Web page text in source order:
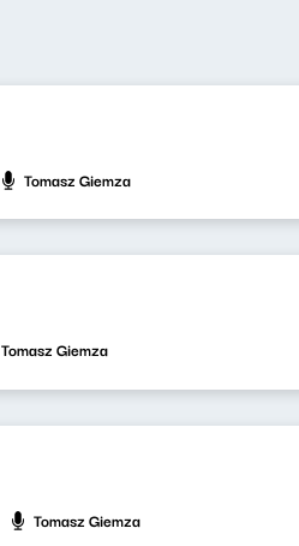
Tomasz Giemza
Tomasz Giemza
Tomasz Giemza